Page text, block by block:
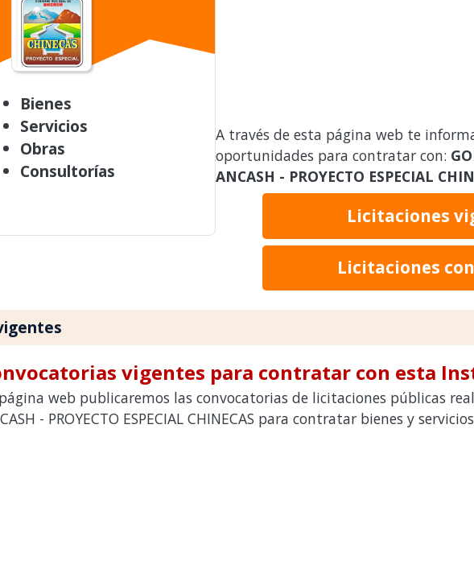
Bienes
Servicios
Obras
Consultorías
A través de esta página web te
oportunidades para contratar con:
ANCASH - PROYECTO ESPECIAL
Licitaciones
Licitaciones
vigentes para contratar con esta
web publicaremos las convocatorias de licitaciones públicas
- PROYECTO ESPECIAL CHINECAS para contratar bienes y servicios